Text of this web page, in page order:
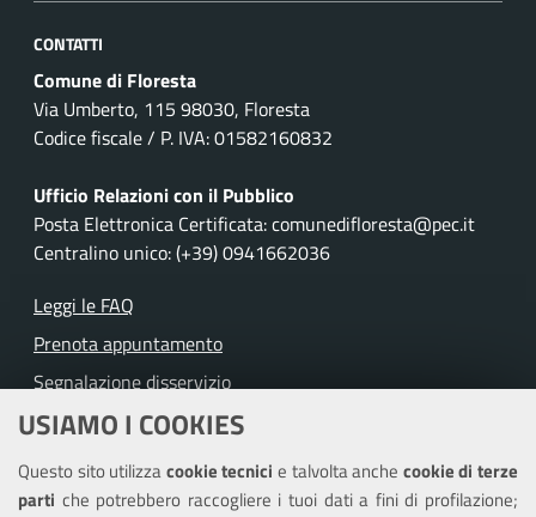
USIAMO I COOKIES
Questo sito utilizzacookie tecnicie talvolta anche cookie di terze
parti che potrebbero raccogliere i tuoi dati a fini di profilazione;
CONTATTI
Comune di Floresta
Via Umberto, 115 98030, Floresta
Codice fiscale / P. IVA: 01582160832
Ufficio Relazioni con il Pubblico
Posta Elettronica Certificata: comunedifloresta@pec.it
Centralino unico: (+39) 0941662036
Leggi le FAQ
Prenota appuntamento
Segnalazione disservizio
Richiesta assistenza
Amministrazione trasparente